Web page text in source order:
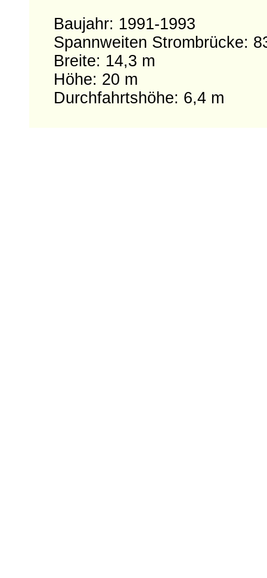
Baujahr: 1991-1993
Spannweiten Strombrücke:
Breite: 14,3 m
Höhe: 20 m
Durchfahrtshöhe: 6,4 m